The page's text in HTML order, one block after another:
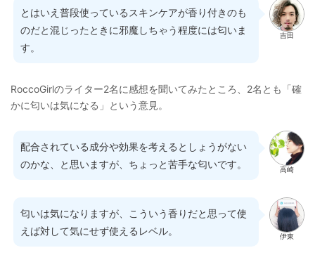
吉田
とはいえ普段使っているスキンケアが香り付きのも
のだと混じったときに邪魔しちゃう程度には匂いま
す。
RoccoGirlのライター2名に感想を聞いてみたところ、2名とも「確
かに匂いは気になる」という意見。
高崎
配合されている成分や効果を考えるとしょうがない
のかな、と思いますが、ちょっと苦手な匂いです。
伊東
匂いは気になりますが、こういう香りだと思って使
えば対して気にせず使えるレベル。